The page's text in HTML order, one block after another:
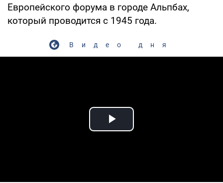
Европейского форума в городе Альпбах,
который проводится с 1945 года.
Видео дня
Play Video